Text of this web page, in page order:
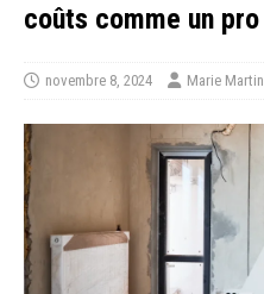
coûts comme un pro
novembre 8, 2024 Marie Martin